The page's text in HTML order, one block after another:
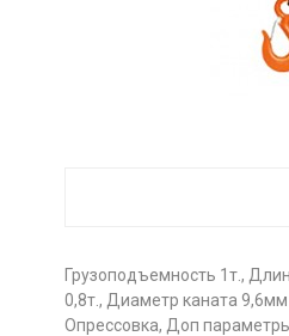
Грузоподъемность 1т.,
0,8т., Диаметр каната
Опрессовка, Доп